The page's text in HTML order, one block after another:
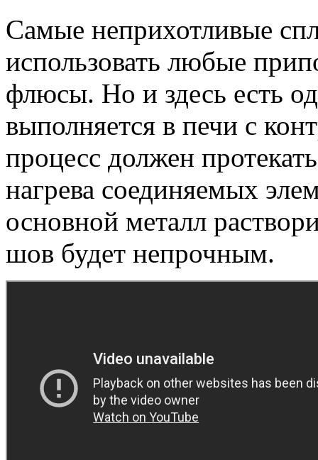
Самые неприхотливые
использовать любые
флюсы. Но и здесь есть
выполняется в печи с
процесс должен
нагрева соединяемых
основной металл
шов будет непрочным.